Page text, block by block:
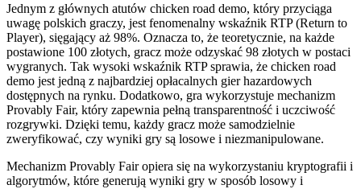
Jednym z głównych atutów chicken road demo, który przyciąga
uwagę polskich graczy, jest fenomenalny wskaźnik RTP (Return to
Player), sięgający aż 98%. Oznacza to, że teoretycznie, na każde
postawione 100 złotych, gracz może odzyskać 98 złotych w postaci
wygranych. Tak wysoki wskaźnik RTP sprawia, że chicken road
demo jest jedną z najbardziej opłacalnych gier hazardowych
dostępnych na rynku. Dodatkowo, gra wykorzystuje mechanizm
Provably Fair, który zapewnia pełną transparentność i uczciwość
rozgrywki. Dzięki temu, każdy gracz może samodzielnie
zweryfikować, czy wyniki gry są losowe i niezmanipulowane.
Mechanizm Provably Fair opiera się na wykorzystaniu kryptografii i
algorytmów, które generują wyniki gry w sposób losowy i